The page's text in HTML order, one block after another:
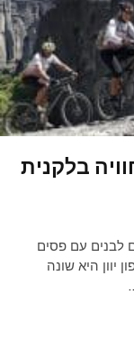
בלקנית
לבנים עם פסים
יוון היא שונה